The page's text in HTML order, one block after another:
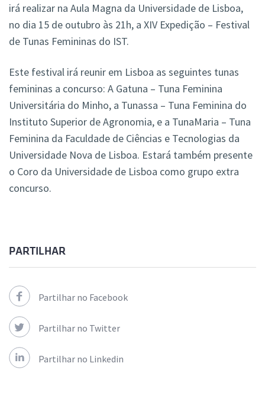
irá realizar na Aula Magna da Universidade de Lisboa,
no dia 15 de outubro às 21h, a XIV Expedição – Festival
de Tunas Femininas do IST.
Este festival irá reunir em Lisboa as seguintes tunas
femininas a concurso: A Gatuna – Tuna Feminina
Universitária do Minho, a Tunassa – Tuna Feminina do
Instituto Superior de Agronomia, e a TunaMaria – Tuna
Feminina da Faculdade de Ciências e Tecnologias da
Universidade Nova de Lisboa. Estará também presente
o Coro da Universidade de Lisboa como grupo extra
concurso.
PARTILHAR
Partilhar no Facebook
Partilhar no Twitter
Partilhar no Linkedin